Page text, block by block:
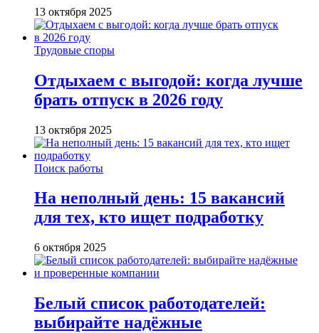
13 октября 2025
Трудовые споры
Отдыхаем с выгодой: когда лучше
брать отпуск в 2026 году
13 октября 2025
Поиск работы
На неполный день: 15 вакансий
для тех, кто ищет подработку
6 октября 2025
Белый список работодателей:
выбирайте надёжные